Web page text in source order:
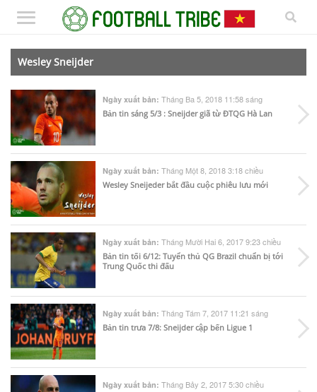
Wesley Sneijder
Ngày xuất bản: Tháng Ba 5, 2018 11:58 sáng
Bản tin sáng 5/3 : Sneijder giã từ ĐTQG Hà Lan
Ngày xuất bản: Tháng Một 8, 2018 3:18 chiều
Wesley Sneijeder bắt đầu cuộc phiêu lưu mới
Ngày xuất bản: Tháng Mười Hai 6, 2017 9:23 chiều
Bản tin tối 6/12: Tuyển thủ QG Brazil chuẩn bị tới
Trung Quốc thi đấu
Ngày xuất bản: Tháng Tám 7, 2017 11:21 sáng
Bản tin trưa 7/8: Sneijder cập bến Ligue 1
Ngày xuất bản: Tháng Bảy 2, 2017 5:30 chiều